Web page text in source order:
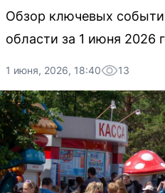
Обзор ключевых
области за 1 июня 2026
1 июня, 2026, 18:40 13